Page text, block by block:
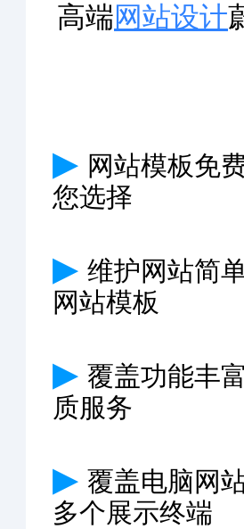
高端网站设计
▶ 网站模板免
您选择
▶ 维护网站简
网站模板
▶ 覆盖功能丰
质服务
▶ 覆盖电脑网
多个展示终端